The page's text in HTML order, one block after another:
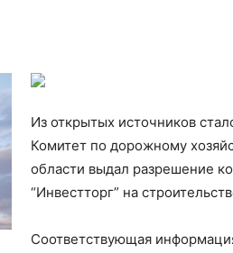
Из открытых источников
Комитет по дорожному
области выдал разрешение
“Инвестторг” на
Соответствующая